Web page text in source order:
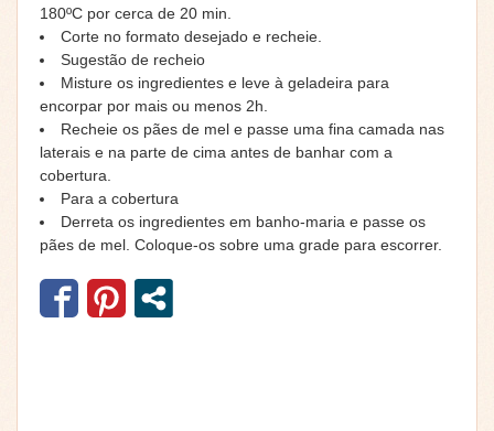
180ºC por cerca de 20 min.
Corte no formato desejado e recheie.
Sugestão de recheio
Misture os ingredientes e leve à geladeira para
encorpar por mais ou menos 2h.
Recheie os pães de mel e passe uma fina camada nas
laterais e na parte de cima antes de banhar com a
cobertura.
Para a cobertura
Derreta os ingredientes em banho-maria e passe os
pães de mel. Coloque-os sobre uma grade para escorrer.